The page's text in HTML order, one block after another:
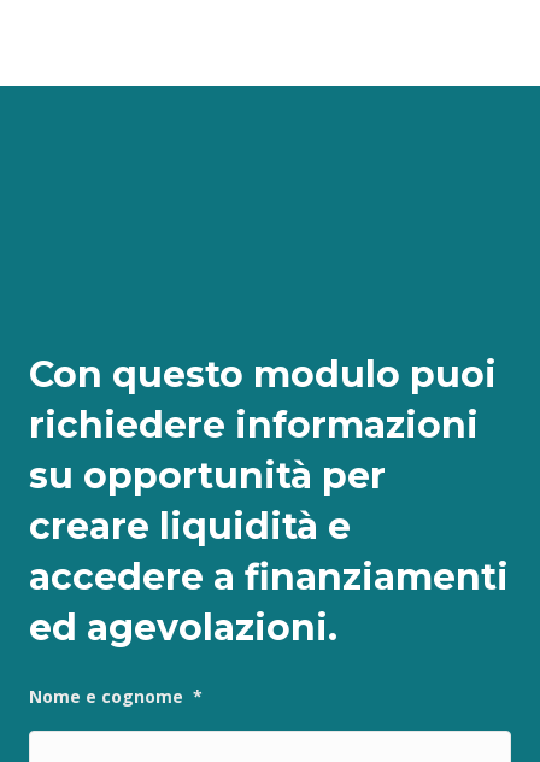
Con questo modulo puoi
richiedere informazioni
su opportunità per
creare liquidità e
accedere a finanziamenti
ed agevolazioni.
Nome e cognome *